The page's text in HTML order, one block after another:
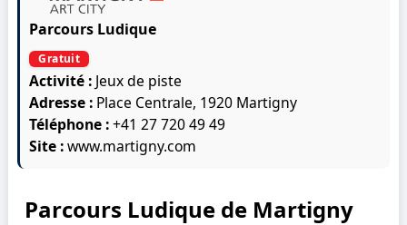
Parcours Ludique
Gratuit
Activité : Jeux de piste
Adresse : Place Centrale, 1920 Martigny
Téléphone :+41 27 720 49 49
Site :www.martigny.com
Parcours Ludique de Martigny